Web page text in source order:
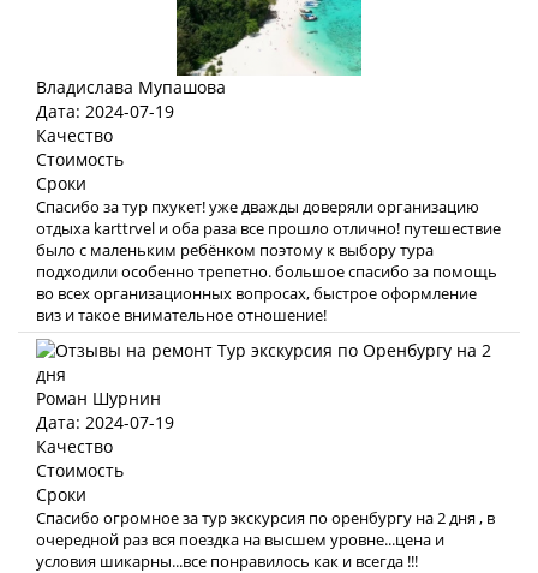
Владислава Мупашова
Дата: 2024-07-19
Качество
Стоимость
Сроки
Спасибо за тур пхукет! уже дважды доверяли организацию
отдыха karttrvel и оба раза все прошло отлично! путешествие
было с маленьким ребёнком поэтому к выбору тура
подходили особенно трепетно. большое спасибо за помощь
во всех организационных вопросах, быстрое оформление
виз и такое внимательное отношение!
Роман Шурнин
Дата: 2024-07-19
Качество
Стоимость
Сроки
Спасибо огромное за тур экскурсия по оренбургу на 2 дня , в
очередной раз вся поездка на высшем уровне...цена и
условия шикарны...все понравилось как и всегда !!!